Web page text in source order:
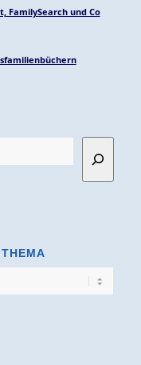
FamilySearch und Co